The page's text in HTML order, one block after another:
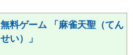
無料ゲーム 「麻雀天聖（てん
せい）」